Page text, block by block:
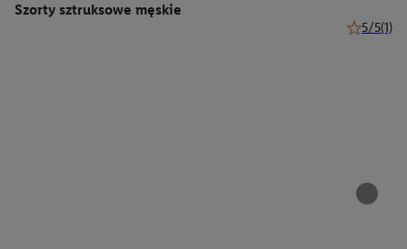
Szorty sztruksowe męskie
5/5(1)